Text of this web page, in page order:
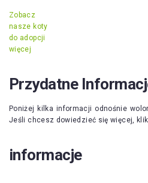
Zobacz
nasze koty
do adopcji
więcej
Przydatne
Poniżej kilka informacji odnośnie
Jeśli chcesz dowiedzieć się więcej,
informacje